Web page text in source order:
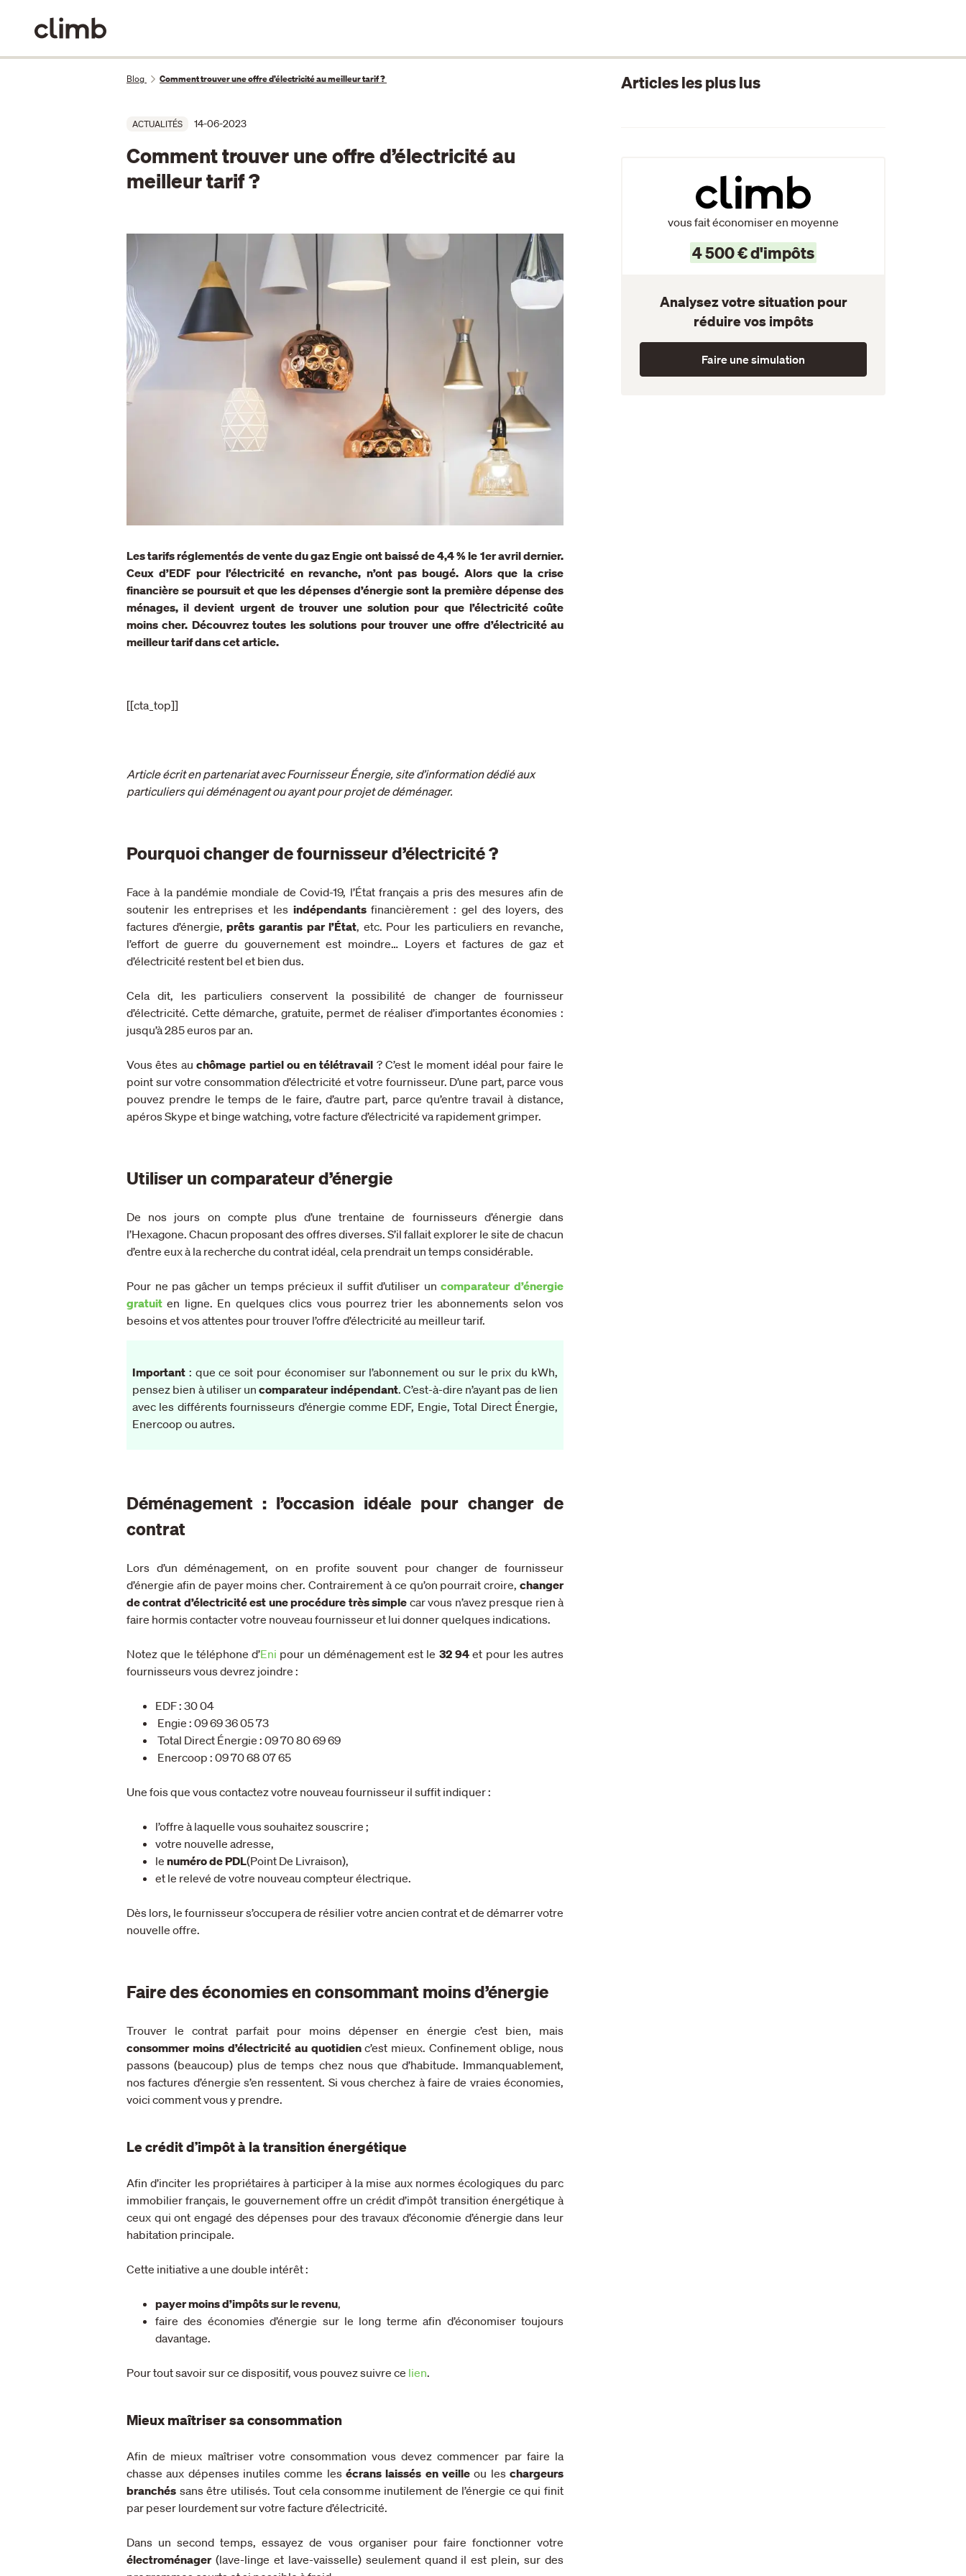
Blog Comment trouver une offre d’électricité au meilleur tarif ?
ACTUALITÉS 14-06-2023
Comment trouver une offre d’électricité au
meilleur tarif ?
Les tarifs réglementés de vente du gaz Engie ont baissé de 4,4 % le 1er avril dernier.
Ceux d’EDF pour l’électricité en revanche, n’ont pas bougé. Alors que la crise
financière se poursuit et que les dépenses d’énergie sont la première dépense des
ménages,il devient urgent de trouver une solution pour que l’électricité coûte
moins cher. Découvrez toutes les solutions pour trouver une offre d’électricité au
meilleur tarif dans cet article.
[[cta_top]]
Article écrit en partenariat avec Fournisseur Énergie, site d’information dédié aux
particuliers qui déménagent ou ayant pour projet de déménager.
Pourquoi changer de fournisseur d’électricité ?
Face à la pandémie mondiale de Covid-19, l’État français a pris des mesures afin de
soutenir les entreprises et les indépendantsfinancièrement : gel des loyers, des
factures d’énergie,prêts garantis par l’État, etc. Pour les particuliers en revanche,
l’effort de guerre du gouvernement est moindre… Loyers et factures de gaz et
d’électricité restent bel et bien dus.
Cela dit, les particuliers conservent la possibilité de changer de fournisseur
d’électricité. Cette démarche, gratuite, permet de réaliser d’importantes économies :
jusqu’à 285 euros par an.
Vous êtes auchômage partiel ou en télétravail ? C’est le moment idéal pour faire le
point sur votre consommation d’électricité et votre fournisseur. D’une part, parce vous
pouvez prendre le temps de le faire, d’autre part, parce qu’entre travail à distance,
apéros Skype et binge watching, votre facture d’électricité va rapidement grimper.
Utiliser un comparateur d’énergie
De nos jours on compte plus d’une trentaine de fournisseurs d’énergie dans
l’Hexagone. Chacun proposant des offres diverses. S’il fallait explorer le site de chacun
d’entre eux à la recherche du contrat idéal, cela prendrait un temps considérable.
Pour ne pas gâcher un temps précieux il suffit d’utiliser uncomparateur d’énergie
gratuit en ligne. En quelques clics vous pourrez trier les abonnements selon vos
besoins et vos attentes pour trouver l’offre d’électricité au meilleur tarif.
Important : que ce soit pour économiser sur l’abonnement ou sur le prix du kWh,
pensez bien à utiliser uncomparateur indépendant. C’est-à-dire n’ayant pas de lien
avec les différents fournisseurs d’énergie comme EDF, Engie, Total Direct Énergie,
Enercoop ou autres.
Déménagement : l’occasion idéale pour changer de
contrat
Lors d’un déménagement, on en profite souvent pour changer de fournisseur
d’énergie afin de payer moins cher. Contrairement à ce qu’on pourrait croire, changer
de contrat d’électricité est une procédure très simple car vous n’avez presque rien à
faire hormis contacter votre nouveau fournisseur et lui donner quelques indications.
Notez que le téléphone d’Eni pour un déménagement est le 32 94et pour les autres
fournisseurs vous devrez joindre :
EDF : 30 04
Engie : 09 69 36 05 73
Total Direct Énergie : 09 70 80 69 69
Enercoop : 09 70 68 07 65
Une fois que vous contactez votre nouveau fournisseur il suffit indiquer :
l’offre à laquelle vous souhaitez souscrire ;
votre nouvelle adresse,
le numéro de PDL(Point De Livraison),
et le relevé de votre nouveau compteur électrique.
Dès lors, le fournisseur s’occupera de résilier votre ancien contrat et de démarrer votre
nouvelle offre.
Faire des économies en consommant moins d’énergie
Trouver le contrat parfait pour moins dépenser en énergie c’est bien, mais
consommer moins d’électricité au quotidienc’est mieux. Confinement oblige, nous
passons (beaucoup) plus de temps chez nous que d’habitude. Immanquablement,
nos factures d’énergie s’en ressentent. Si vous cherchez à faire de vraies économies,
voici comment vous y prendre.
Le crédit d’impôt à la transition énergétique
Afin d’inciter les propriétaires à participer à la mise aux normes écologiques du parc
immobilier français, le gouvernement offre un crédit d’impôt transition énergétique à
ceux qui ont engagé des dépenses pour des travaux d’économie d’énergie dans leur
habitation principale.
Cette initiative a une double intérêt :
payer moins d’impôts sur le revenu,
faire des économies d’énergie sur le long terme afin d’économiser toujours
davantage.
Pour tout savoir sur ce dispositif, vous pouvez suivre ce lien.
Mieux maîtriser sa consommation
Afin de mieux maîtriser votre consommation vous devez commencer par faire la
chasse aux dépenses inutiles comme les écrans laissés en veille ou les chargeurs
branchés sans être utilisés. Tout cela consomme inutilement de l’énergie ce qui finit
par peser lourdement sur votre facture d’électricité.
Dans un second temps, essayez de vous organiser pour faire fonctionner votre
électroménager(lave-linge et lave-vaisselle) seulement quand il est plein, sur des
Articles les plus lus
vous fait économiser en moyenne
4 500 € d'impôts
Analysez votre situation pour
réduire vos impôts
Faire une simulation